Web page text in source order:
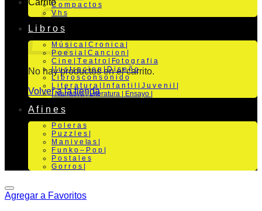
No hay productos en el carrito.
Volver a la tienda
C o m p a c t o s
V h s
L i b r o s
M ú s i c a | C r o n i c a |
P o e s i a | C a n c i o n |
C i n e | T e a t r o | Fo t o g r a f i a
I l u s t r a c i o n | D i s e ñ o
L i b r o s c o n s o n i d o
L i t e r a t u r a | I n f a n t i l | J u v e n i l |
| Narrativa | Literatura | Ensayo |
A f i n e s
P o l e r a s
P u z z l e s |
M a n i v e la s |
F u n k o – P o p |
P o s t a l e s
G o r r o s |
Agregar a Favoritos